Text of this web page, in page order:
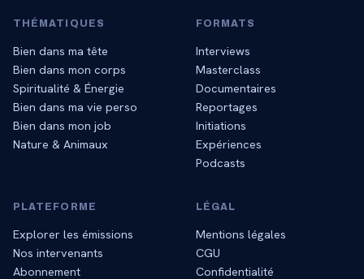
THÉMATIQUES
Bien dans ma tête
Bien dans mon corps
Spiritualité & Énergie
Bien dans ma vie perso
Bien dans mon job
Nature & Animaux
FORMATS
Interviews
Masterclass
Documentaires
Reportages
Initiations
Expériences
Podcasts
PLATEFORME
Explorer les émissions
Nos intervenants
Abonnement
LÉGAL
Mentions légales
CGU
Confidentialité